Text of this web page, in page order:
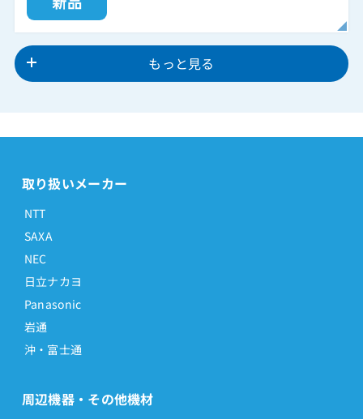
もっと見る
取り扱いメーカー
NTT
SAXA
NEC
日立ナカヨ
Panasonic
岩通
沖・富士通
周辺機器・その他機材